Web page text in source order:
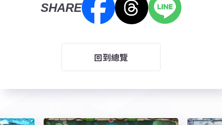
SHARE
回到總覽